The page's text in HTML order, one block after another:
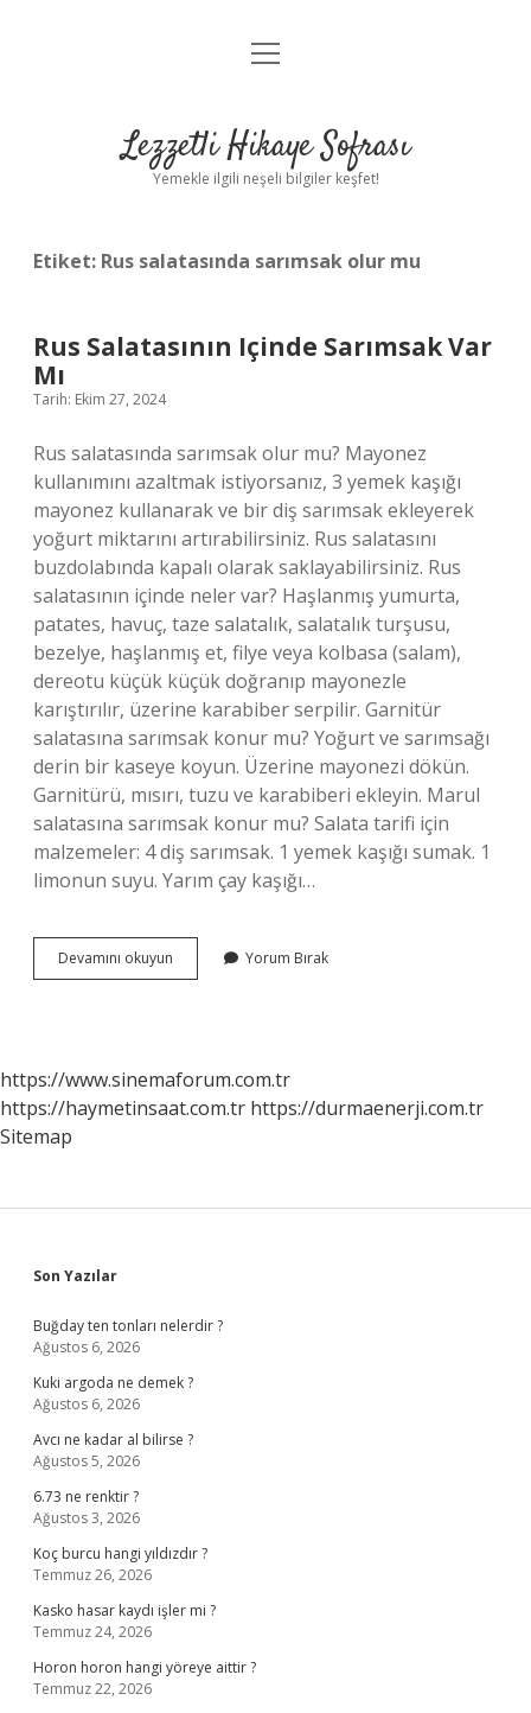
Anasayfa
Yasal Uyarı
menüyü
Lezzetli Hikaye Sofrası
Yemekle ilgili neşeli bilgiler keşfet!
Etiket: Rus salatasında sarımsak olur mu
Rus Salatasının Içinde Sarımsak Var
Mı
Tarih: Ekim 27, 2024
Rus salatasında sarımsak olur mu? Mayonez
kullanımını azaltmak istiyorsanız, 3 yemek kaşığı
mayonez kullanarak ve bir diş sarımsak ekleyerek
yoğurt miktarını artırabilirsiniz. Rus salatasını
buzdolabında kapalı olarak saklayabilirsiniz. Rus
salatasının içinde neler var? Haşlanmış yumurta,
patates, havuç, taze salatalık, salatalık turşusu,
bezelye, haşlanmış et, filye veya kolbasa (salam),
dereotu küçük küçük doğranıp mayonezle
karıştırılır, üzerine karabiber serpilir. Garnitür
salatasına sarımsak konur mu? Yoğurt ve sarımsağı
derin bir kaseye koyun. Üzerine mayonezi dökün.
Garnitürü, mısırı, tuzu ve karabiberi ekleyin. Marul
salatasına sarımsak konur mu? Salata tarifi için
malzemeler: 4 diş sarımsak. 1 yemek kaşığı sumak. 1
limonun suyu. Yarım çay kaşığı…
Devamını okuyun
Salatasının
Yorum Bırak
https://www.sinemaforum.com.tr
https://haymetinsaat.com.tr https://durmaenerji.com.tr
Sitemap
Sidebar
Son Yazılar
Buğday ten tonları nelerdir ?
Ağustos 6, 2026
Kuki argoda ne demek ?
Ağustos 6, 2026
Avcı ne kadar al bilirse ?
Ağustos 5, 2026
6.73 ne renktir ?
Ağustos 3, 2026
Koç burcu hangi yıldızdır ?
Temmuz 26, 2026
Kasko hasar kaydı işler mi ?
Temmuz 24, 2026
Horon horon hangi yöreye aittir ?
Temmuz 22, 2026